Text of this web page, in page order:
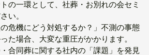
の一環として、社葬・お別れの会セミ
い。
の危機にどう対処するか？」不測の事態
た場合、大変な重圧がかかります。
合同葬に関する社内の「課題」を発見